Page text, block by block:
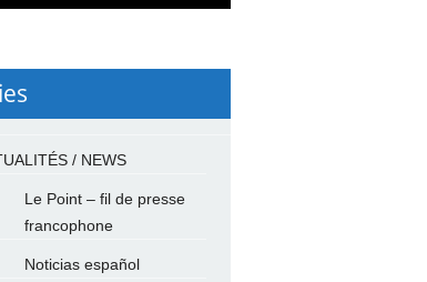
/ NEWS
Le Point – fil de presse
francophone
Noticias español